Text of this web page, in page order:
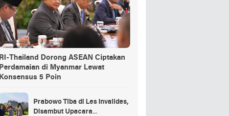
RI-Thailand Dorong ASEAN Ciptakan
Perdamaian di Myanmar Lewat
Konsensus 5 Poin
Prabowo Tiba di Les Invalides,
Disambut Upacara